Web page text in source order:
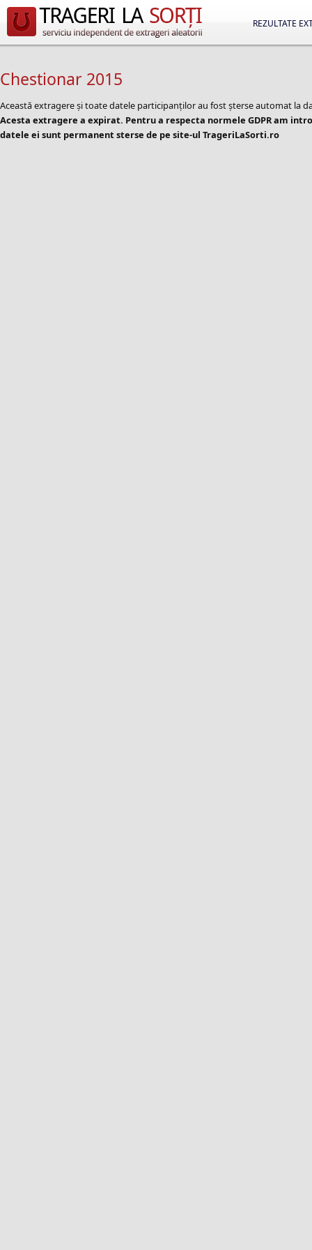
REZULTATE
Chestionar 2015
Această extragere și toate datele participanților au fost șterse automat la
Acesta extragere a expirat. Pentru a respecta normele GDPR am
datele ei sunt permanent sterse de pe site-ul TrageriLaSorti.ro